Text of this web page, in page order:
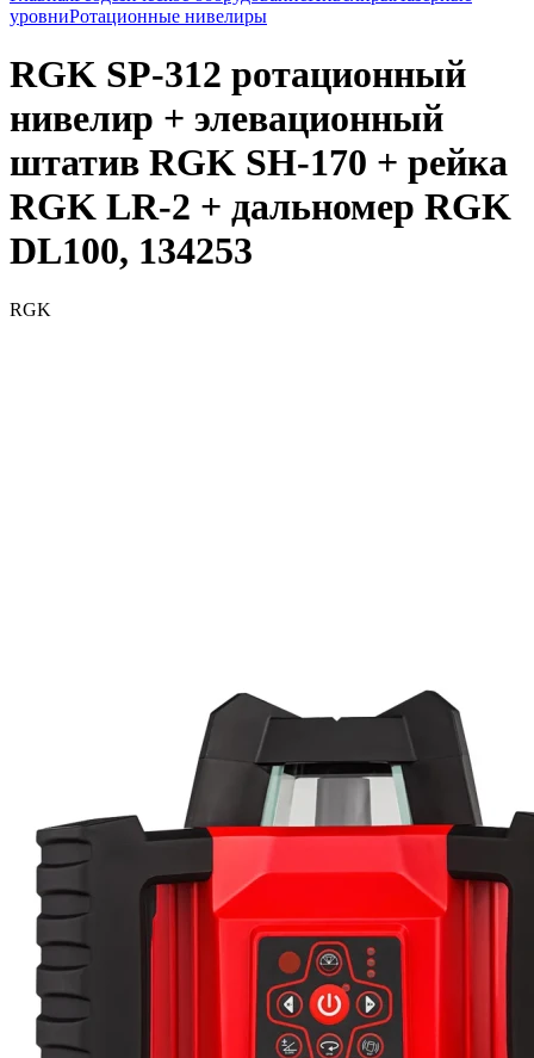
уровниРотационные нивелиры
RGK SP-312 ротационный
нивелир + элевационный
штатив RGK SH-170 + рейка
RGK LR-2 + дальномер RGK
DL100, 134253
RGK